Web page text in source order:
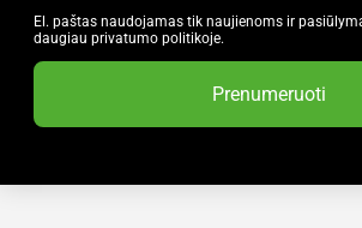
El. paštas naudojamas tik naujienoms ir
daugiau privatumo politikoje.
Prenumeruoti